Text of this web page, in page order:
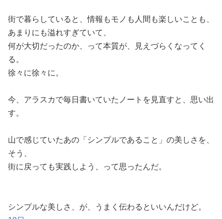
街で暮らしていると、情報もモノも人間も楽しいことも、
あまりにも溢れすぎていて、
何が大切だったのか、って本質が、見えづらくなってく
る。
徐々に徐々に。
今、アラスカで毎日書いていたノートを見直すと、思い出
す。
山で感じていたあの「シンプルであること」の美しさを、
そう、
街に戻っても実践しよう、って思ったんだ。
シンプルな美しさ、が、うまく伝わるといいんだけど。